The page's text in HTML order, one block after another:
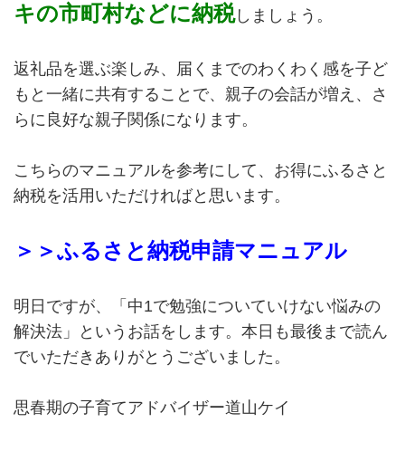
キの市町村などに納税しましょう。
返礼品を選ぶ楽しみ、届くまでのわくわく感を子ど
もと一緒に共有することで、親子の会話が増え、さ
らに良好な親子関係になります。
こちらのマニュアルを参考にして、お得にふるさと
納税を活用いただければと思います。
＞＞ふるさと納税申請マニュアル
明日ですが、「中1で勉強についていけない悩みの
解決法」というお話をします。本日も最後まで読ん
でいただきありがとうございました。
思春期の子育てアドバイザー道山ケイ